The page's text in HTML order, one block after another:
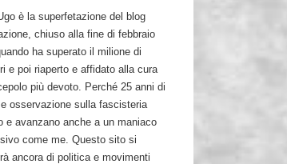
è la superfetazione del blog
chiuso alla fine di febbraio
ha superato il milione di
e poi riaperto e affidato alla cura
più devoto. Perché 25 anni di
osservazione sulla fascisteria
e avanzano anche a un maniaco
come me. Questo sito si
ancora di politica e movimenti